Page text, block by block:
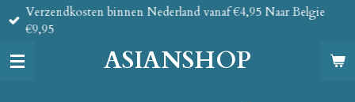
Ga
direct
de
ASIANSHOP
Verzendkosten binnen Nederland vanaf €4,95 Naar Belgie
€9,95